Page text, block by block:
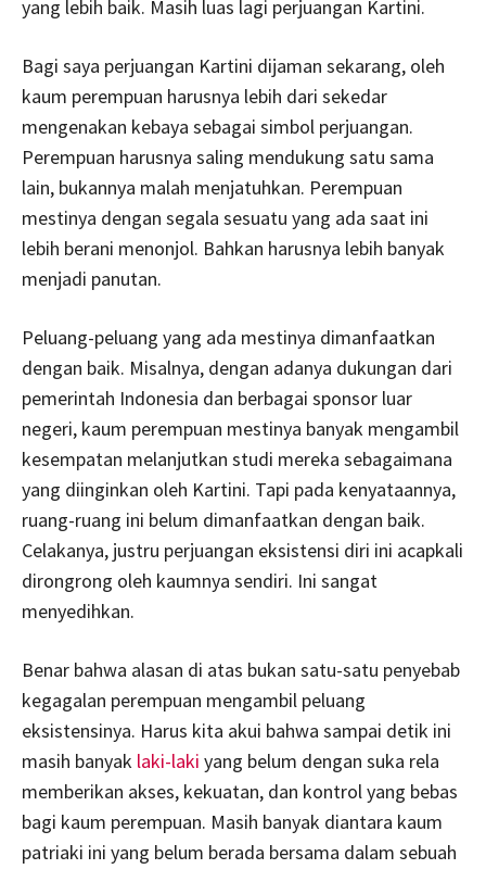
yang lebih baik. Masih luas lagi perjuangan Kartini.
Bagi saya perjuangan Kartini dijaman sekarang, oleh
kaum perempuan harusnya lebih dari sekedar
mengenakan kebaya sebagai simbol perjuangan.
Perempuan harusnya saling mendukung satu sama
lain, bukannya malah menjatuhkan. Perempuan
mestinya dengan segala sesuatu yang ada saat ini
lebih berani menonjol. Bahkan harusnya lebih banyak
menjadi panutan.
Peluang-peluang yang ada mestinya dimanfaatkan
dengan baik. Misalnya, dengan adanya dukungan dari
pemerintah Indonesia dan berbagai sponsor luar
negeri, kaum perempuan mestinya banyak mengambil
kesempatan melanjutkan studi mereka sebagaimana
yang diinginkan oleh Kartini. Tapi pada kenyataannya,
ruang-ruang ini belum dimanfaatkan dengan baik.
Celakanya, justru perjuangan eksistensi diri ini acapkali
dirongrong oleh kaumnya sendiri. Ini sangat
menyedihkan.
Benar bahwa alasan di atas bukan satu-satu penyebab
kegagalan perempuan mengambil peluang
eksistensinya. Harus kita akui bahwa sampai detik ini
masih banyak laki-laki yang belum dengan suka rela
memberikan akses, kekuatan, dan kontrol yang bebas
bagi kaum perempuan. Masih banyak diantara kaum
patriaki ini yang belum berada bersama dalam sebuah